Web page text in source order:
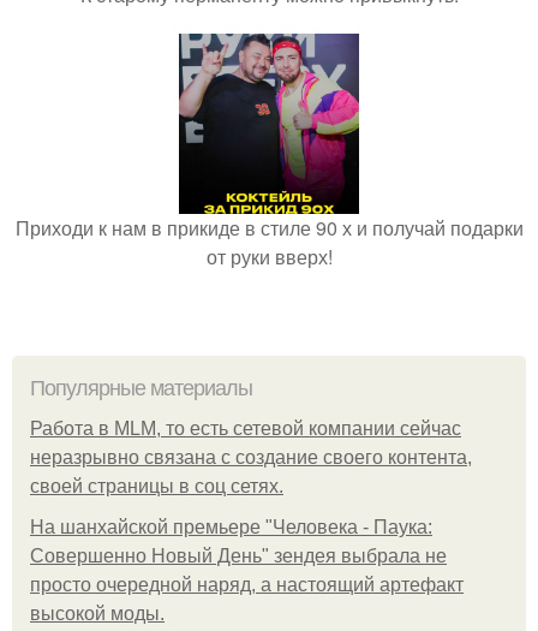
Приходи к нам в прикиде в стиле 90 х и получай подарки
от руки вверх!
Популярные материалы
Работа в MLM, то есть сетевой компании сейчас
неразрывно связана с создание своего контента,
своей страницы в соц сетях.
На шанхайской премьере "Человека - Паука:
Совершенно Новый День" зендея выбрала не
просто очередной наряд, а настоящий артефакт
высокой моды.